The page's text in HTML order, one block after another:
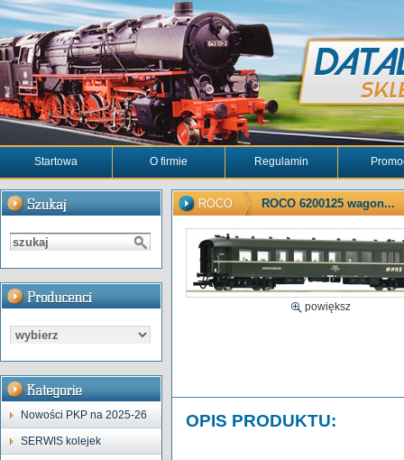
Startowa O firmie Regulamin
Nowości PKP na 2025-26
SERWIS kolejek
ROCO ROCO 6200125 wagon...
powiększ
OPIS PRODUKTU: